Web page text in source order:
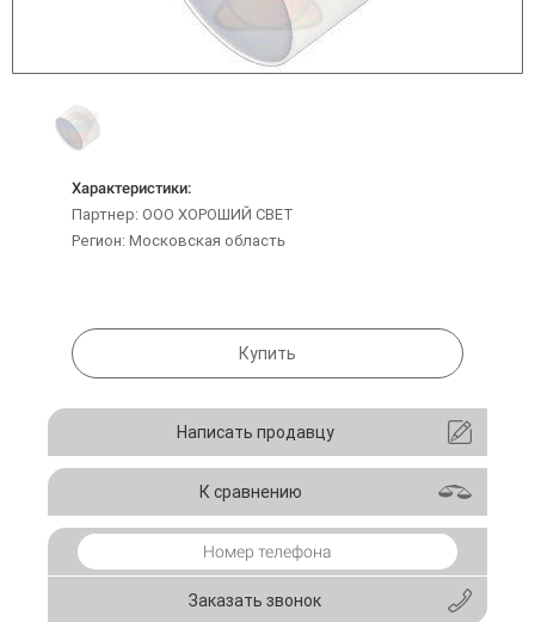
Характеристики:
Партнер: ООО ХОРОШИЙ СВЕТ
Регион: Московская область
Купить
Написать продавцу
К сравнению
Заказать звонок